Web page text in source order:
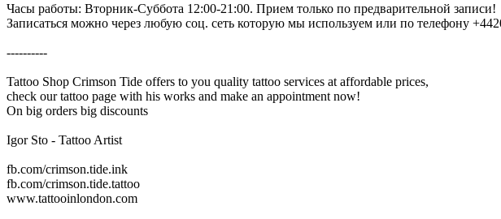
Часы работы: Вторник-Суббота 12:00-21:00. Прием только по предварительной записи!
Записаться можно через любую соц. сеть которую мы используем или по телефону
----------
Tattoo Shop Crimson Tide offers to you quality tattoo services at affordable prices,
check our tattoo page with his works and make an appointment now!
On big orders big discounts
Igor Sto - Tattoo Artist
fb.com/crimson.tide.ink
fb.com/crimson.tide.tattoo
www.tattooinlondon.com